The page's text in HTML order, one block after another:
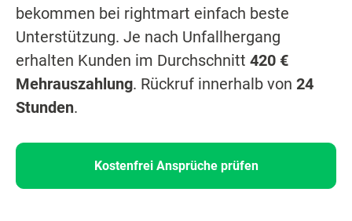
bekommen bei rightmart einfach beste
Unterstützung. Je nach Unfallhergang
erhalten Kunden im Durchschnitt 420 €
Mehrauszahlung. Rückruf innerhalb von 24
Stunden.
Kostenfrei Ansprüche prüfen